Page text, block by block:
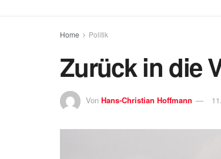
Home Politik
Zurück in die
Von Hans-Christian Hoffmann